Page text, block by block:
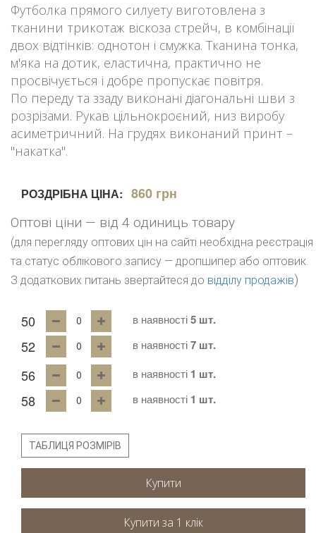
Футболка прямого силуету виготовлена з
тканини трикотаж віскоза стрейч, в комбінації
двох відтінків: однотон і смужка. Тканина тонка,
м'яка на дотик, еластична, практично не
просвічується і добре пропускає повітря.
По переду та ззаду виконані діагональні шви з
розрізами. Рукав цільнокроєний, низ виробу
асиметричний. На грудях виконаний принт –
"накатка".
РОЗДРІБНА ЦІНА: 860 грн
Оптові ціни — від 4 одиниць товару
(для перегляду оптових цін на сайті необхідна реєстрація
та статус облікового запису — дропшипер або оптовик.
З додаткових питань звертайтеся до відділу продажів)
50 в наявності5 шт.
52 в наявності7 шт.
56 в наявності 1 шт.
58 в наявності 1 шт.
ТАБЛИЦЯ РОЗМІРІВ
Купити